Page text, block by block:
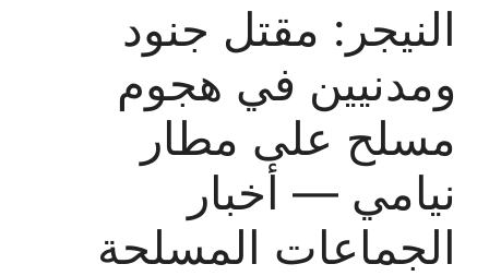
النيجر: مقتل جنود
ومدنيين في هجوم
مسلح على مطار
نيامي — أخبار
الجماعات المسلحة